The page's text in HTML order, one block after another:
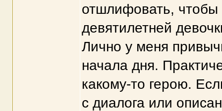
отшлифовать, чтобы
девятилетней
Лично у меня
начала дня.
какому-то герою.
с диалога или